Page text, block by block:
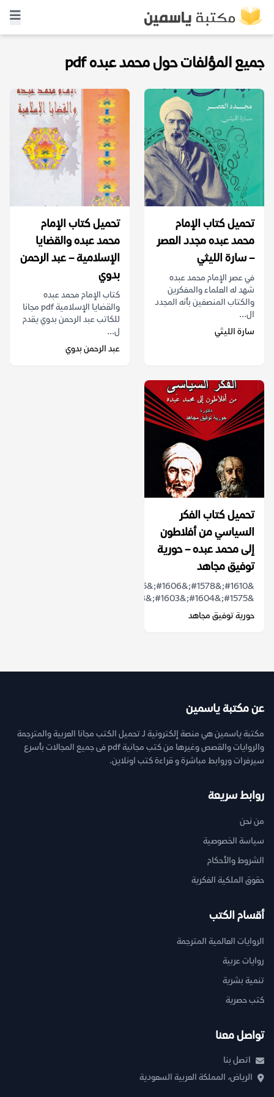
جميع المؤلفات حول محمد عبده pdf
تحميل كتاب الإمام
محمد عبده مجدد العصر
– سارة الليثي
في عصر الإمام محمد عبده
شهد له العلماء والمفكرين
والكتاب المنصفين بأنه المجدد
ال...
سارة الليثي
تحميل كتاب الإمام
محمد عبده والقضايا
الإسلامية – عبد الرحمن
بدوي
كتاب الإمام محمد عبده
والقضايا الإسلامية pdf مجانا
للكاتب عبد الرحمن بدوي يقدم
ل...
عبد الرحمن بدوي
تحميل كتاب الفكر
السياسي من أفلاطون
إلى محمد عبده – حورية
توفيق مجاهد
&#1575;&#1604;&#1603;&#1578;&#1575;&#...
حورية توفيق مجاهد
عن مكتبة ياسمين
مكتبة ياسمين هي منصة إلكترونية لـ تحميل الكتب مجانا العربية والمترجمة
والروايات والقصص وغيرها من كتب مجانية pdf فى جميع المجالات بأسرع
سيرفرات وروابط مباشرة و قراءة كتب اونلاين.
روابط سريعة
من نحن
سياسة الخصوصية
الشروط والأحكام
حقوق الملكية الفكرية
أقسام الكتب
الروايات العالمية المترجمة
روايات عربية
تنمية بشرية
كتب حصرية
تواصل معنا
اتصل بنا
الرياض، المملكة العربية السعودية